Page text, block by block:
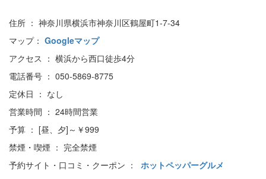
住所 ： 神奈川県横浜市神奈川区鶴屋町1-7-34
マップ： Googleマップ
アクセス ： 横浜から西口徒歩4分
電話番号 ： 050-5869-8775
定休日 ： なし
営業時間 ： 24時間営業
予算 ： [昼、夕]～￥999
禁煙・喫煙 ： 完全禁煙
予約サイト・口コミ・クーポン ： ホットペッパーグルメ